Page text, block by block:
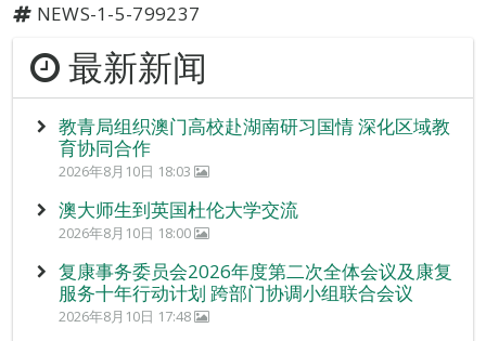
NEWS-1-5-799237
最新新闻
教青局组织澳门高校赴湖南研习国情 深化区域教
育协同合作
2026年8月10日 18:03
澳大师生到英国杜伦大学交流
2026年8月10日 18:00
复康事务委员会2026年度第二次全体会议及康复
服务十年行动计划 跨部门协调小组联合会议
2026年8月10日 17:48